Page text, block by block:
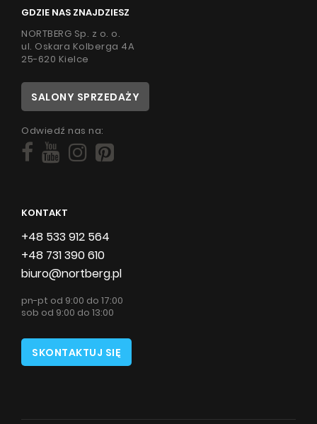
GDZIE NAS ZNAJDZIESZ
NORTBERG Sp. z o. o.
ul. Oskara Kolberga 4A
25-620 Kielce
SALONY SPRZEDAŻY
Odwiedź nas na:
KONTAKT
+48 533 912 564
+48 731 390 610
biuro@nortberg.pl
pn-pt od 9:00 do 17:00
sob od 9:00 do 13:00
SKONTAKTUJ SIĘ